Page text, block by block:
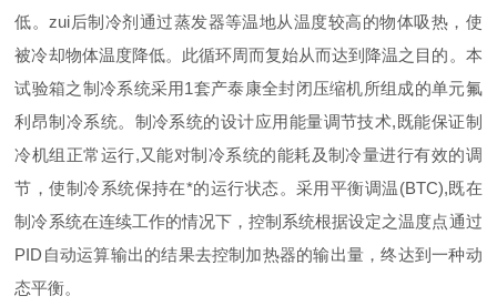
低。zui后制冷剂通过蒸发器等温地从温度较高的物体吸热，使
被冷却物体温度降低。此循环周而复始从而达到降温之目的。本
试验箱之制冷系统采用1套产泰康全封闭压缩机所组成的单元氟
利昂制冷系统。制冷系统的设计应用能量调节技术,既能保证制
冷机组正常运行,又能对制冷系统的能耗及制冷量进行有效的调
节，使制冷系统保持在*的运行状态。采用平衡调温(BTC),既在
制冷系统在连续工作的情况下，控制系统根据设定之温度点通过
PID自动运算输出的结果去控制加热器的输出量，终达到一种动
态平衡。